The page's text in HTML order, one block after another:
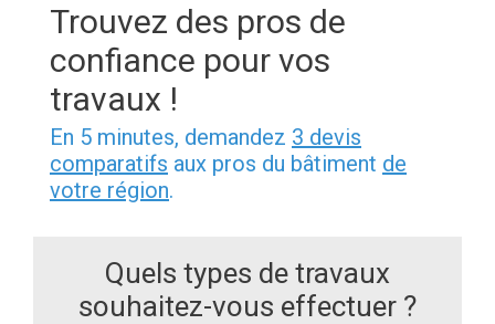
Trouvez des pros de
confiance pour vos
travaux !
En 5 minutes, demandez 3 devis
comparatifs aux pros du bâtiment de
votre région.
Quels types de travaux
souhaitez-vous effectuer ?